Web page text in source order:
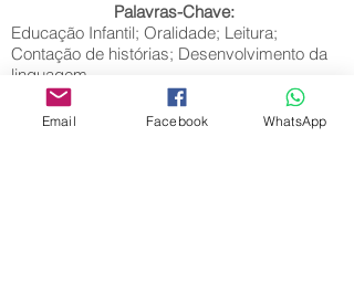
Palavras-Chave:
Educação Infantil; Oralidade; Leitura;
Contação de histórias; Desenvolvimento da
linguagem.
Email Facebook WhatsApp